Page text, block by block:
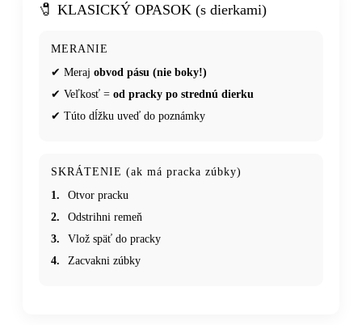
🧷 KLASICKÝ OPASOK (s dierkami)
MERANIE
✔ Meraj obvod pásu (nie boky!)
✔ Veľkosť = od pracky po strednú dierku
✔ Túto dĺžku uveď do poznámky
SKRÁTENIE (ak má pracka zúbky)
1.
Otvor pracku
2.
Odstrihni remeň
3.
Vlož späť do pracky
4.
Zacvakni zúbky